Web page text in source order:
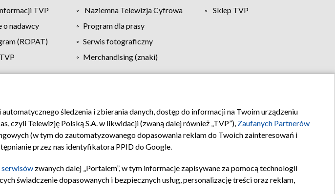
TVP Naziemna Telewizja Cyfrowa
Sklep TVP
o nadawcy
Program dla prasy
(ROPAT)
Serwis fotograficzny
Merchandising (znaki)
zgody Pomoc Biuro reklamy Kontakt
śledzenia i zbierania danych, dostęp do informacji na Twoim urządzeniu
czyli Telewizję Polską S.A. w likwidacji (zwaną dalej również „TVP”), Zaufanych Partnerów
(w tym do zautomatyzowanego dopasowania reklam do Twoich zainteresowań i
przez nas identyfikatora PPID do Google.
zwanych dalej „Portalem”, w tym informacje zapisywane za pomocą technologii
świadczenie dopasowanych i bezpiecznych usług, personalizację treści oraz reklam,